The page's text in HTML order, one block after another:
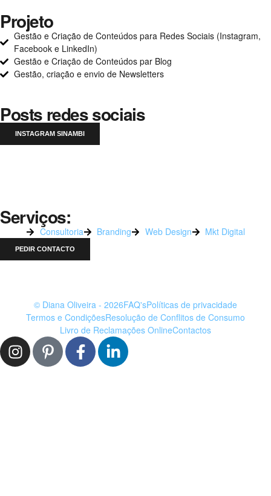
Projeto
Gestão e Criação de Conteúdos para Redes Sociais (Instagram,
Facebook e LinkedIn)
Gestão e Criação de Conteúdos par Blog
Gestão, criação e envio de Newsletters
Posts redes sociais
INSTAGRAM SINAMBI
Serviços:
Consultoria Branding Web Design Mkt Digital
PEDIR CONTACTO
© Diana Oliveira - 2026FAQ'sPolíticas de privacidade
Termos e CondiçõesResolução de Conflitos de Consumo
Livro de Reclamações OnlineContactos